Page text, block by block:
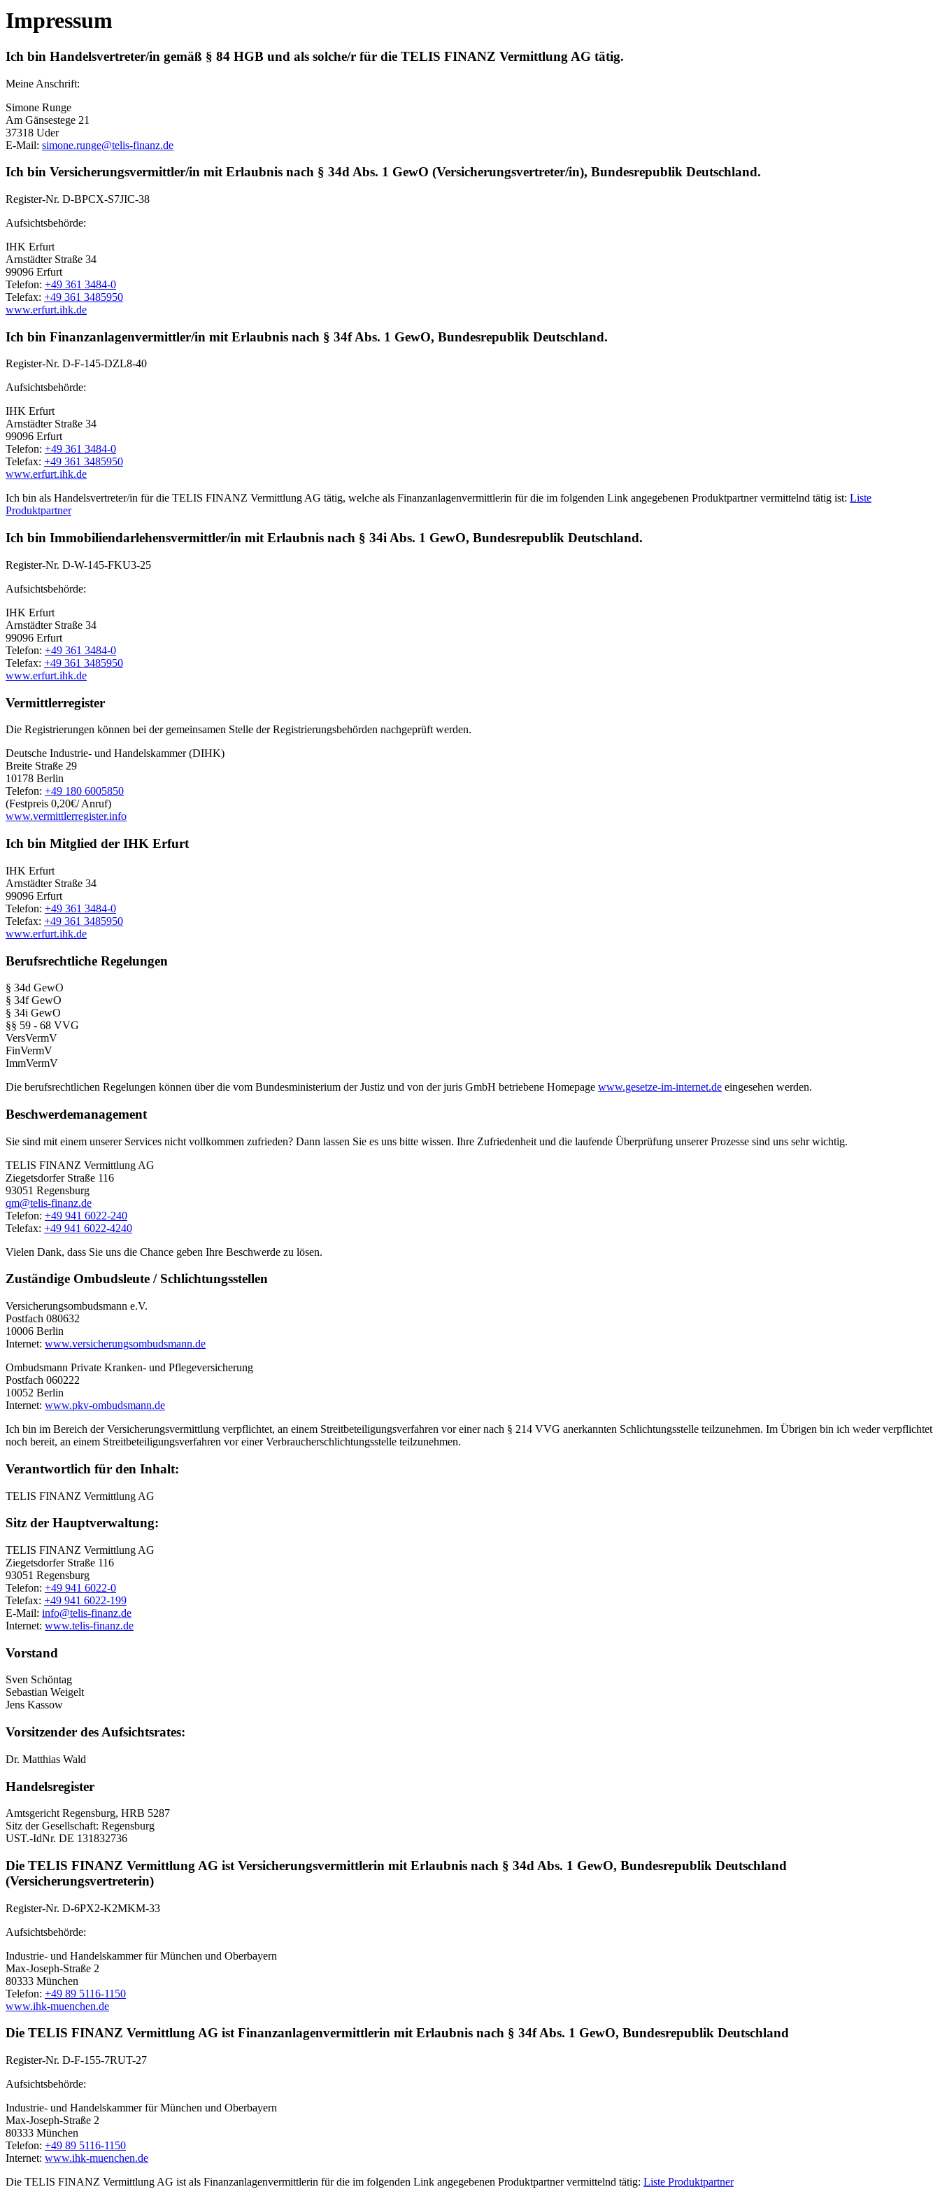
Impressum
Ich bin Handelsvertreter/in gemäß § 84 HGB und als solche/r für die TELIS FINANZ Vermittlung AG tätig.
Meine Anschrift:
Simone Runge
Am Gänsestege 21
37318 Uder
E-Mail: simone.runge@telis-finanz.de
Ich bin Versicherungsvermittler/in mit Erlaubnis nach § 34d Abs. 1 GewO (Versicherungsvertreter/in), Bundesrepublik Deutschland.
Register-Nr. D-BPCX-S7JIC-38
Aufsichtsbehörde:
IHK Erfurt
Arnstädter Straße 34
99096 Erfurt
Telefon: +49 361 3484-0
Telefax: +49 361 3485950
www.erfurt.ihk.de
Ich bin Finanzanlagenvermittler/in mit Erlaubnis nach § 34f Abs. 1 GewO, Bundesrepublik Deutschland.
Register-Nr. D-F-145-DZL8-40
Aufsichtsbehörde:
IHK Erfurt
Arnstädter Straße 34
99096 Erfurt
Telefon: +49 361 3484-0
Telefax: +49 361 3485950
www.erfurt.ihk.de
Ich bin als Handelsvertreter/in für die TELIS FINANZ Vermittlung AG tätig, welche als Finanzanlagenvermittlerin für die im folgenden Link angegebenen Produktpartner vermittelnd tätig ist: Liste
Produktpartner
Ich bin Immobiliendarlehensvermittler/in mit Erlaubnis nach § 34i Abs. 1 GewO, Bundesrepublik Deutschland.
Register-Nr. D-W-145-FKU3-25
Aufsichtsbehörde:
IHK Erfurt
Arnstädter Straße 34
99096 Erfurt
Telefon: +49 361 3484-0
Telefax: +49 361 3485950
www.erfurt.ihk.de
Vermittlerregister
Die Registrierungen können bei der gemeinsamen Stelle der Registrierungsbehörden nachgeprüft werden.
Deutsche Industrie- und Handelskammer (DIHK)
Breite Straße 29
10178 Berlin
Telefon: +49 180 6005850
(Festpreis 0,20€/ Anruf)
www.vermittlerregister.info
Ich bin Mitglied der IHK Erfurt
IHK Erfurt
Arnstädter Straße 34
99096 Erfurt
Telefon: +49 361 3484-0
Telefax: +49 361 3485950
www.erfurt.ihk.de
Berufsrechtliche Regelungen
§ 34d GewO
§ 34f GewO
§ 34i GewO
§§ 59 - 68 VVG
VersVermV
FinVermV
ImmVermV
Die berufsrechtlichen Regelungen können über die vom Bundesministerium der Justiz und von der juris GmbH betriebene Homepage www.gesetze-im-internet.de eingesehen werden.
Beschwerdemanagement
Sie sind mit einem unserer Services nicht vollkommen zufrieden? Dann lassen Sie es uns bitte wissen. Ihre Zufriedenheit und die laufende Überprüfung unserer Prozesse sind uns sehr wichtig.
TELIS FINANZ Vermittlung AG
Ziegetsdorfer Straße 116
93051 Regensburg
qm@telis-finanz.de
Telefon: +49 941 6022-240
Telefax: +49 941 6022-4240
Vielen Dank, dass Sie uns die Chance geben Ihre Beschwerde zu lösen.
Zuständige Ombudsleute / Schlichtungsstellen
Versicherungsombudsmann e.V.
Postfach 080632
10006 Berlin
Internet: www.versicherungsombudsmann.de
Ombudsmann Private Kranken- und Pflegeversicherung
Postfach 060222
10052 Berlin
Internet: www.pkv-ombudsmann.de
Ich bin im Bereich der Versicherungsvermittlung verpflichtet, an einem Streitbeteiligungsverfahren vor einer nach § 214 VVG anerkannten Schlichtungsstelle teilzunehmen. Im Übrigen bin ich weder verpflichtet
noch bereit, an einem Streitbeteiligungsverfahren vor einer Verbraucherschlichtungsstelle teilzunehmen.
Verantwortlich für den Inhalt:
TELIS FINANZ Vermittlung AG
Sitz der Hauptverwaltung:
TELIS FINANZ Vermittlung AG
Ziegetsdorfer Straße 116
93051 Regensburg
Telefon: +49 941 6022-0
Telefax: +49 941 6022-199
E-Mail: info@telis-finanz.de
Internet: www.telis-finanz.de
Vorstand
Sven Schöntag
Sebastian Weigelt
Jens Kassow
Vorsitzender des Aufsichtsrates:
Dr. Matthias Wald
Handelsregister
Amtsgericht Regensburg, HRB 5287
Sitz der Gesellschaft: Regensburg
UST.-IdNr. DE 131832736
Die TELIS FINANZ Vermittlung AG ist Versicherungsvermittlerin mit Erlaubnis nach § 34d Abs. 1 GewO, Bundesrepublik Deutschland
(Versicherungsvertreterin)
Register-Nr. D-6PX2-K2MKM-33
Aufsichtsbehörde:
Industrie- und Handelskammer für München und Oberbayern
Max-Joseph-Straße 2
80333 München
Telefon: +49 89 5116-1150
www.ihk-muenchen.de
Die TELIS FINANZ Vermittlung AG ist Finanzanlagenvermittlerin mit Erlaubnis nach § 34f Abs. 1 GewO, Bundesrepublik Deutschland
Register-Nr. D-F-155-7RUT-27
Aufsichtsbehörde:
Industrie- und Handelskammer für München und Oberbayern
Max-Joseph-Straße 2
80333 München
Telefon: +49 89 5116-1150
Internet: www.ihk-muenchen.de
Die TELIS FINANZ Vermittlung AG ist als Finanzanlagenvermittlerin für die im folgenden Link angegebenen Produktpartner vermittelnd tätig: Liste Produktpartner